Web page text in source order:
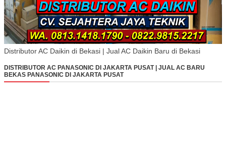
Distributor AC Daikin di Bekasi | Jual AC Daikin Baru di Bekasi
DISTRIBUTOR AC PANASONIC DI JAKARTA PUSAT | JUAL AC BARU
BEKAS PANASONIC DI JAKARTA PUSAT